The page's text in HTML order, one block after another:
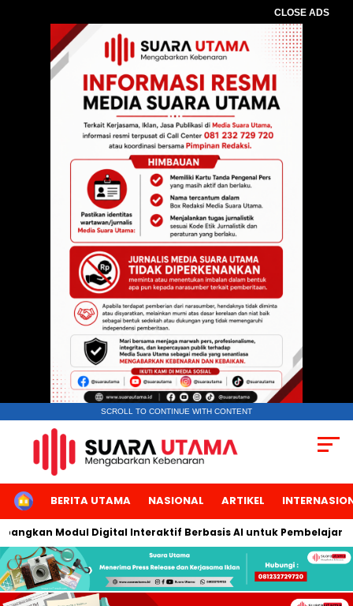
CLOSE ADS
SCROLL TO CONTINUE WITH CONTENT
HOMEBERITA UTAMA NASIONAL ARTIKEL
Modul Digital Interaktif Berbasis AI untuk Pembelajaran